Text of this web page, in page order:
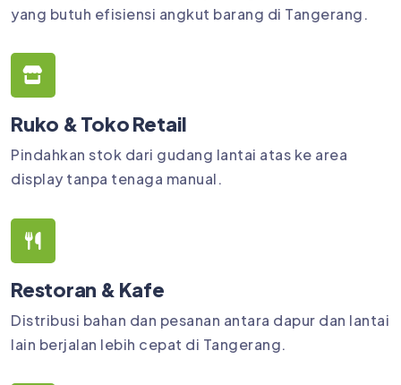
yang butuh efisiensi angkut barang di Tangerang.
Ruko & Toko Retail
Pindahkan stok dari gudang lantai atas ke area
display tanpa tenaga manual.
Restoran & Kafe
Distribusi bahan dan pesanan antara dapur dan lantai
lain berjalan lebih cepat di Tangerang.